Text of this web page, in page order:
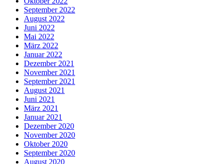
September 2022
August 2022
Juni 2022
Mai 2022
März 2022
Januar 2022
Dezember 2021
November 2021
September 2021
August 2021
Juni 2021
März 2021
Januar 2021
Dezember 2020
November 2020
Oktober 2020
September 2020
August 2020